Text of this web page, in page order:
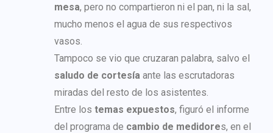
mesa, pero no compartieron ni el pan, ni la sal,
mucho menos el agua de sus respectivos
vasos.
Tampoco se vio que cruzaran palabra, salvo el
saludo de cortesía ante las escrutadoras
miradas del resto de los asistentes.
Entre los temas expuestos, figuró el informe
del programa de cambio de medidores, en el